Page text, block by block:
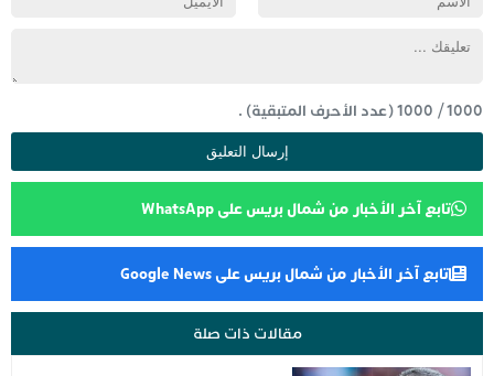
1000
/
1000(عدد الأحرف المتبقية) .
تابع آخر الأخبار من شمال بريس على WhatsApp
تابع آخر الأخبار من شمال بريس على Google News
مقالات ذات صلة